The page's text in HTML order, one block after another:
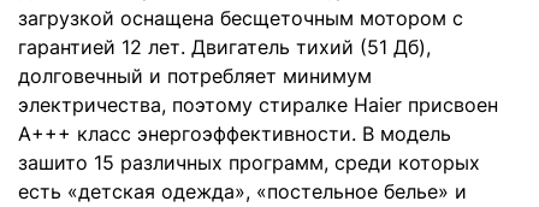
загрузкой оснащена бесщеточным мотором с
гарантией 12 лет. Двигатель тихий (51 Дб),
долговечный и потребляет минимум
электричества, поэтому стиралке Haier присвоен
A+++ класс энергоэффективности. В модель
зашито 15 различных программ, среди которых
есть «детская одежда», «постельное белье» и